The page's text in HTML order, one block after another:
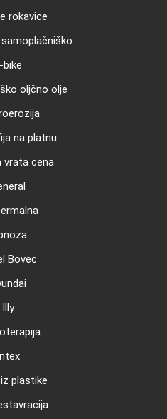
rokavice
bike
oljčno olje
na platnu
vrata cena
Bovec
Illy
plastike